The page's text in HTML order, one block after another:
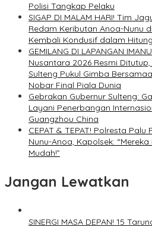
Polisi Tangkap Pelaku
SIGAP DI MALAM HARI! Tim
Redam Keributan Anoa-Nunu
Kembali Kondusif dalam
GEMILANG DI LAPANGAN
Nusantara 2026 Resmi
Sulteng Pukul Gimba
Nobar Final Piala Dunia
Gebrakan Gubernur Sulteng:
Layani Penerbangan
Guangzhou China
CEPAT & TEPAT! Polresta
Nunu-Anoa, Kapolsek:
Mudah!”
Jangan Lewatkan
SINERGI MASA DEPAN! 15